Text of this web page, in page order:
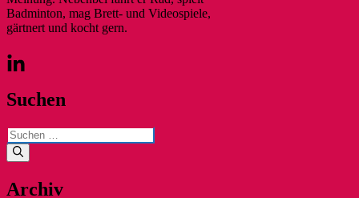
Badminton, mag Brett- und Videospiele,
gärtnert und kocht gern.
Suchen
Suchen
nach:
Archiv